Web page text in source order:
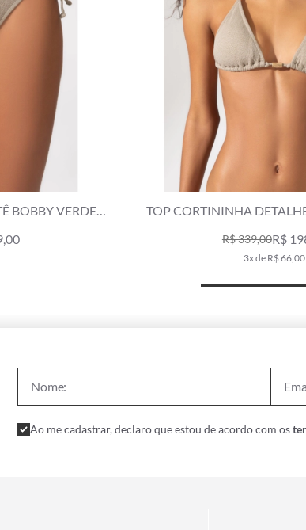
COSTAS BOBBY
TOP CORTININHA
R$
5x de R$
Ao me cadastrar, declaro que estou de acordo com os